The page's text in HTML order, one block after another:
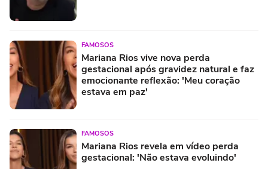
FAMOSOS
Mariana Rios vive nova perda
gestacional após gravidez natural e faz
emocionante reflexão: 'Meu coração
estava em paz'
FAMOSOS
Mariana Rios revela em vídeo perda
gestacional: 'Não estava evoluindo'